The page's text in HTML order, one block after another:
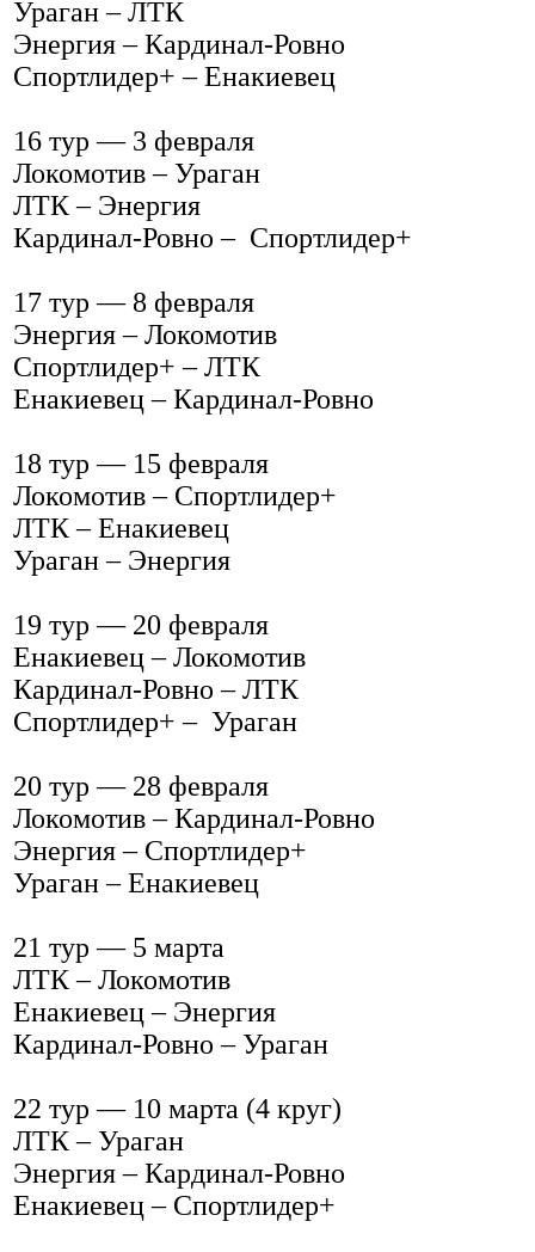
Ураган – ЛТК
Энергия – Кардинал-Ровно
Спортлидер+ – Енакиевец
16 тур — 3 февраля
Локомотив – Ураган
ЛТК – Энергия
Кардинал-Ровно – Спортлидер+
17 тур — 8 февраля
Энергия – Локомотив
Спортлидер+ – ЛТК
Енакиевец – Кардинал-Ровно
18 тур — 15 февраля
Локомотив – Спортлидер+
ЛТК – Енакиевец
Ураган – Энергия
19 тур — 20 февраля
Енакиевец – Локомотив
Кардинал-Ровно – ЛТК
Спортлидер+ – Ураган
20 тур — 28 февраля
Локомотив – Кардинал-Ровно
Энергия – Спортлидер+
Ураган – Енакиевец
21 тур — 5 марта
ЛТК – Локомотив
Енакиевец – Энергия
Кардинал-Ровно – Ураган
22 тур — 10 марта (4 круг)
ЛТК – Ураган
Энергия – Кардинал-Ровно
Енакиевец – Спортлидер+